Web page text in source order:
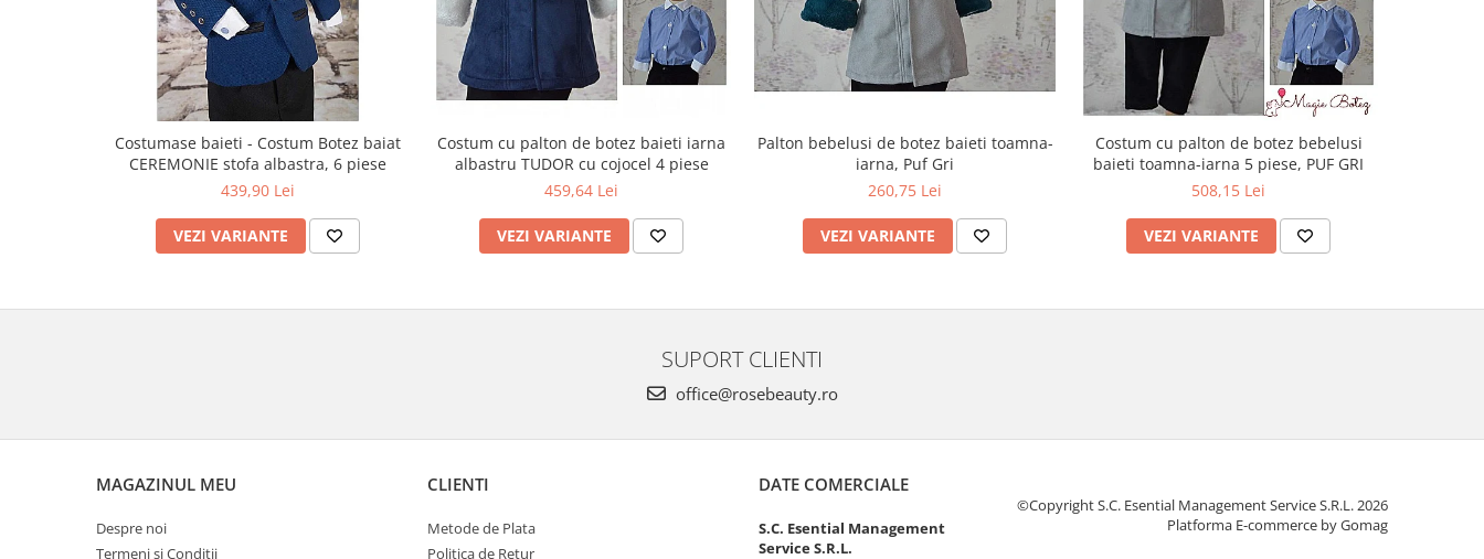
Costumase baieti - Costum Botez baiat
CEREMONIE stofa albastra, 6 piese
439,90 Lei
VEZI VARIANTE
Costum cu palton de botez baieti iarna
albastru TUDOR cu cojocel 4 piese
459,64 Lei
VEZI VARIANTE
Palton bebelusi de botez baieti toamna-
iarna, Puf Gri
260,75 Lei
VEZI VARIANTE
Costum cu palton de botez bebelusi
baieti toamna-iarna 5 piese, PUF GRI
508,15 Lei
VEZI VARIANTE
SUPORT CLIENTI
office@rosebeauty.ro
MAGAZINUL MEU
Despre noi
Termeni si Conditii
CLIENTI
Metode de Plata
Politica de Retur
DATE COMERCIALE
S.C. Esential Management
Service S.R.L.
©Copyright S.C. Esential Management Service S.R.L. 2026
Platforma E-commerce by Gomag